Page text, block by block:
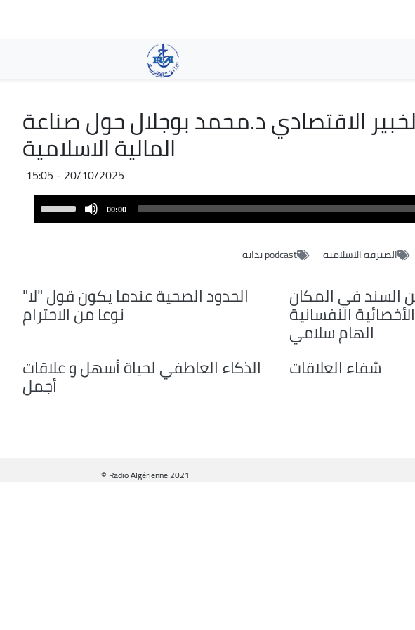
contenu
principal
الاقتصادي د.محمد بوجلال حول صناعة
المالية الاسلامية
20/10/2025 - 15:05
Player
00:00
or
decrease
الصيرفة الاسلامية podcast بداية
السند في المكان
النفسانية
الهام سلامي
الحدود الصحية عندما يكون قول "لا"
نوعا من الاحترام
شفاء العلاقات
الذكاء العاطفي لحياة أسهل و علاقات
أجمل
© Radio Algérienne 2021